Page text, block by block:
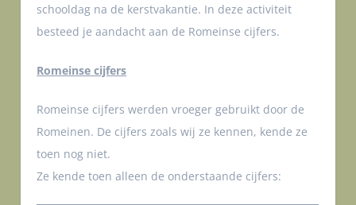
schooldag na de kerstvakantie. In deze activiteit
besteed je aandacht aan de Romeinse cijfers.
Romeinse cijfers
Romeinse cijfers werden vroeger gebruikt door de
Romeinen. De cijfers zoals wij ze kennen, kende ze
toen nog niet.
Ze kende toen alleen de onderstaande cijfers: